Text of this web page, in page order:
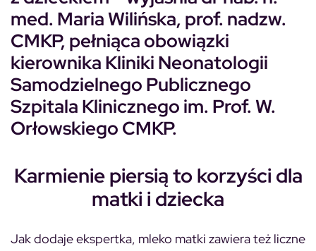
med. Maria Wilińska, prof. nadzw.
CMKP, pełniąca obowiązki
kierownika Kliniki Neonatologii
Samodzielnego Publicznego
Szpitala Klinicznego im. Prof. W.
Orłowskiego CMKP.
Karmienie piersią to korzyści dla
matki i dziecka
Jak dodaje ekspertka, mleko matki zawiera też liczne